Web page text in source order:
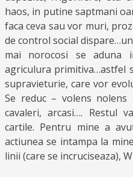
haos, in putine saptmani
faca ceva sau vor muri,
de control social
mai norocosi se
agriculura primitiva…astfel
supravieturie, care vor
Se reduc – volens
cavaleri, arcasi…. Restul
cartile. Pentru mine a
actiunea se intampa la
linii (care se incruciseaza),